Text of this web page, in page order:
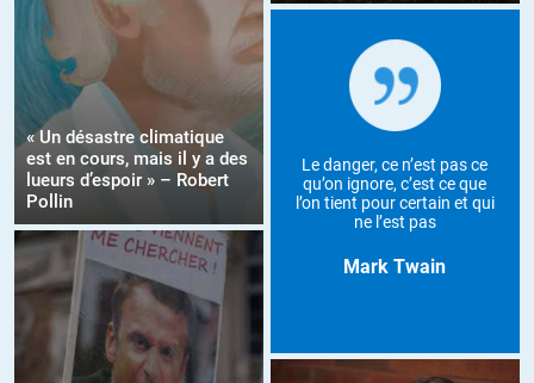
« Un désastre climatique
est en cours, mais il y a des
lueurs d’espoir » – Robert
Pollin
Le danger, ce n’est pas ce
qu’on ignore, c’est ce que
l’on tient pour certain et qui
ne l’est pas
Mark Twain